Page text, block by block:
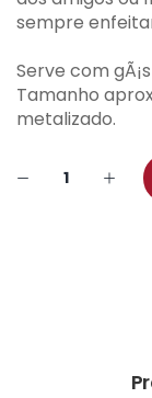
sempre
Serve com
Tamanho
metalizado.